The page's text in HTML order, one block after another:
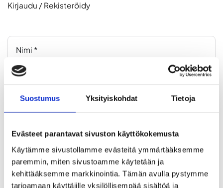
Suostumus Yksityiskohdat Tietoja
Evästeet parantavat sivuston käyttökokemusta
Käytämme sivustollamme evästeitä ymmärtääksemme
paremmin, miten sivustoamme käytetään ja
kehittääksemme markkinointia. Tämän avulla pystymme
tarjoamaan käyttäjille yksilöllisempää sisältöä ja
Kirjaudu / Rekisteröidy
Yhteydenoton aihe *
Mainonta ja myynti
Tekninen tuki Muut asiat